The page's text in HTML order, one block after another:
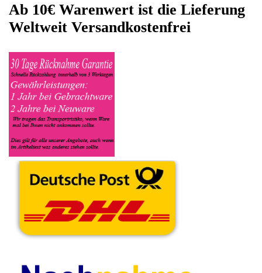
Name Philips sowie die Modelnummer mit ein, bei der
Artikelbeschreibung geben Sie alle wichtigen relevanten Daten
ein, in welchen Zustand sich das Gerät befindet ob es Defekt
angeben sowie das Zubehör welches dazugehört. Sobald der
Philips Philips Km angenommen worden ist, sehen Sie dies
unter Meine Artikel anzeigen, dort wird Ihnen dann die
Lieferadresse mitgeteilt wo genau der Philips Km hin gesendet
werden muss. Dort tragen Sie dann auch das
Transportunternehmen zum Beispiel DHL und die
Sendungsnummer ein, so das man Nachvollziehen kann ob Ihre
Durch die Verkaufsstrategie von Myeparts erhalten Sie ein
eigenhändig komplett verkaufen würden.
Andere Produkte die Ihnen
gefallen könnten